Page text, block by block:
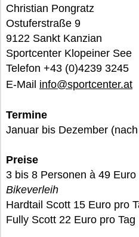
Christian Pongratz
Ostuferstraße 9
9122 Sankt Kanzian
Sportcenter Klopeiner See
Telefon +43 (0)4239 3245
E-Mail info@sportcenter.at
Termine
Januar bis Dezember
Preise
3 bis 8 Personen à 49 Euro
Bikeverleih
Hardtail Scott 15 Euro pro
Fully Scott 22 Euro pro Tag